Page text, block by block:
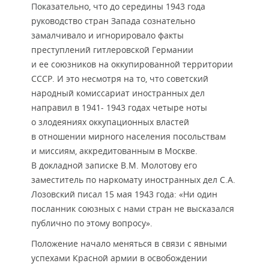
Показательно, что до середины 1943 года
руководство стран Запада сознательно
замалчивало и игнорировало факты
преступлений гитлеровской Германии
и ее союзников на оккупированной территории
СССР. И это несмотря на то, что советский
народный комиссариат иностранных дел
направил в 1941- 1943 годах четыре ноты
о злодеяниях оккупационных властей
в отношении мирного населения посольствам
и миссиям, аккредитованным в Москве.
В докладной записке В.М. Молотову его
заместитель по наркомату иностранных дел С.А.
Лозовский писал 15 мая 1943 года: «Ни один
посланник союзных с нами стран не высказался
публично по этому вопросу».
Положение начало меняться в связи с явными
успехами Красной армии в освобождении